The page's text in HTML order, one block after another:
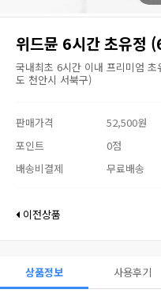
위드뮨 6시간 초유정
국내최초 6시간 이내 프리미엄
도 천안시 서북구)
판매가격
52,500원
포인트
0점
배송비결제
무료배송
이전상품
상품정보 사용후기